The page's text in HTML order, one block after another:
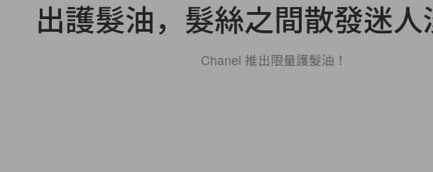
出護髮油，髮絲之間散發迷
Chanel 推出限量護髮油！